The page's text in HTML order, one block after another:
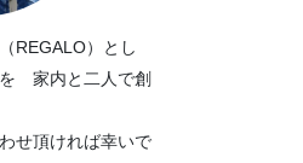
REGALO）とし
家内と二人で創
せ頂ければ幸いで